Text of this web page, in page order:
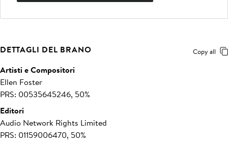
DETTAGLI DEL BRANO Copy all
Artisti e Compositori
Ellen Foster
PRS: 00535645246, 50%
Editori
Audio Network Rights Limited
PRS: 01159006470, 50%